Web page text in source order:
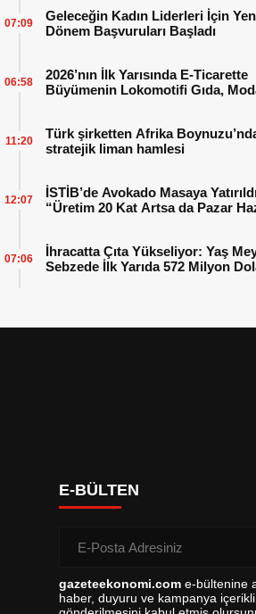
Geleceğin Kadın Liderleri İçin
Dönem Başvuruları Başladı
07:09
2026’nın İlk Yarısında E-Ticarette
Büyümenin Lokomotifi Gıda,
06:58
Türk şirketten Afrika
stratejik liman hamlesi
11:20
İSTİB’de Avokado Masaya
“Üretim 20 Kat Artsa da Pazar
12:07
İhracatta Çıta Yükseliyor: Yaş
Sebzede İlk Yarıda 572 Milyon
07:06
E-BÜLTEN
gazeteekonomi.com e-bültenine
haber, duyuru ve kampanya